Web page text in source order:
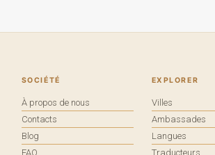
SOCIÉTÉ
À propos de nous
Contacts
Blog
FAQ
EXPLORER
Villes
Ambassades
Langues
Traducteurs